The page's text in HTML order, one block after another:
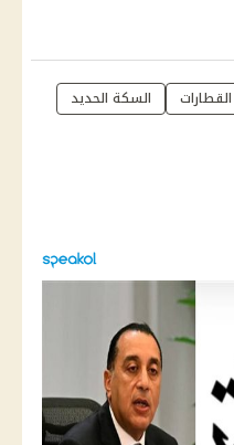
القطارات
السكة الحديد